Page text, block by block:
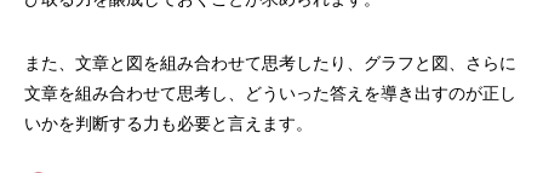
また、文章と図を組み合わせて思考したり、グラフと図、さらに
文章を組み合わせて思考し、どういった答えを導き出すのが正し
いかを判断する力も必要と言えます。